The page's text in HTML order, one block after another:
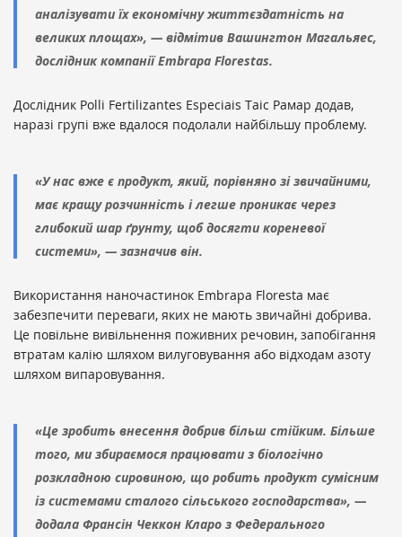
аналізувати їх економічну життєздатність на
великих площах», — відмітив Вашингтон Магальяес,
дослідник компанії Embrapa Florestas.
Дослідник Polli Fertilizantes Especiais Таіс Рамар додав,
наразі групі вже вдалося подолали найбільшу проблему.
«У нас вже є продукт, який, порівняно зі звичайними,
має кращу розчинність і легше проникає через
глибокий шар ґрунту, щоб досягти кореневої
системи», — зазначив він.
Використання наночастинок Embrapa Floresta має
забезпечити переваги, яких не мають звичайні добрива.
Це повільне вивільнення поживних речовин, запобігання
втратам калію шляхом вилуговування або відходам азоту
шляхом випаровування.
«Це зробить внесення добрив більш стійким. Більше
того, ми збираємося працювати з біологічно
розкладною сировиною, що робить продукт сумісним
із системами сталого сільського господарства», —
додала Франсін Чеккон Кларо з Федерального